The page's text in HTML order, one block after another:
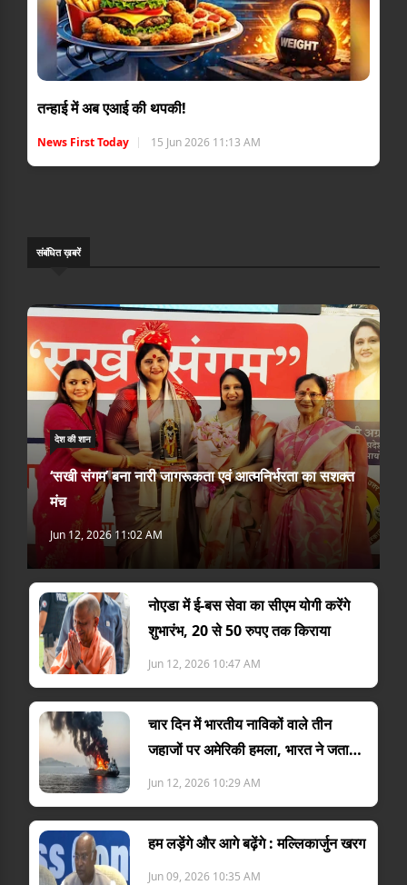
तन्हाई में अब एआई की थपकी!
News First Today 15 Jun 2026 11:13 AM
संबंधि‍त ख़बरें
देश की शान
‘सखी संगम’ बना नारी जागरूकता एवं आत्मनिर्भरता का सशक्त
मंच
Jun 12, 2026 11:02 AM
नोएडा में ई-बस सेवा का सीएम योगी करेंगे
शुभारंभ, 20 से 50 रुपए तक किराया
Jun 12, 2026 10:47 AM
चार दिन में भारतीय नाविकों वाले तीन
जहाजों पर अमेरिकी हमला, भारत ने जताया
विरोध
Jun 12, 2026 10:29 AM
हम लड़ेंगे और आगे बढ़ेंगे : मल्लिकार्जुन खरग
Jun 09, 2026 10:35 AM